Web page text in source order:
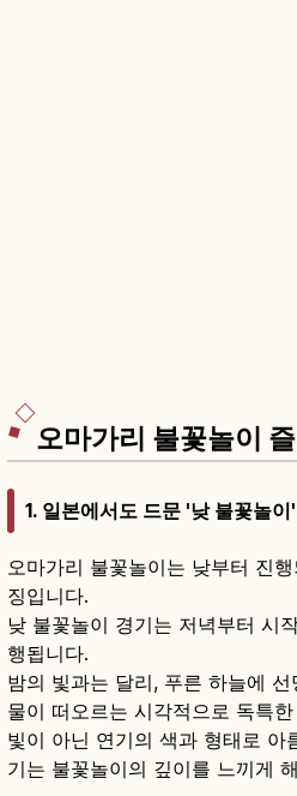
오마가리 불꽃놀이
1. 일본에서도 드문 '낮 불꽃놀
오마가리 불꽃놀이는 낮부터 진
징입니다.
낮 불꽃놀이 경기는 저녁부터 시
행됩니다.
밤의 빛과는 달리, 푸른 하늘에
물이 떠오르는 시각적으로 독특
빛이 아닌 연기의 색과 형태로 아
기는 불꽃놀이의 깊이를 느끼게